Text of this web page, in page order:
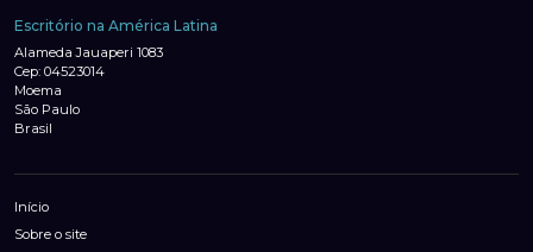
Escritório na América Latina
Alameda Jauaperi 1083
Cep: 04523014
Moema
São Paulo
Brasil
Início
Sobre o site